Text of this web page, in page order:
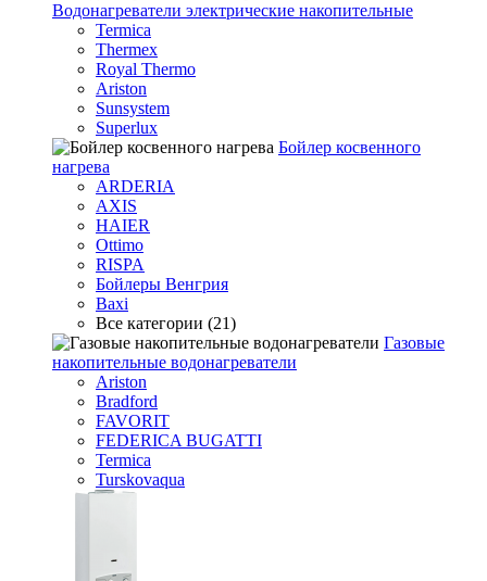
Водонагреватели электрические накопительные
Termica
Thermex
Royal Thermo
Ariston
Sunsystem
Superlux
Бойлер косвенного
нагрева
ARDERIA
AXIS
HAIER
Ottimo
RISPA
Бойлеры Венгрия
Baxi
Все категории (21)
Газовые
накопительные водонагреватели
Ariston
Bradford
FAVORIT
FEDERICA BUGATTI
Termica
Turskovaqua